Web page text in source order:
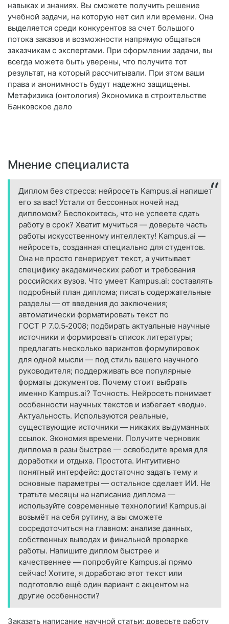
навыках и знаниях. Вы сможете получить решение
учебной задачи, на которую нет сил или времени. Она
выделяется среди конкурентов за счет большого
потока заказов и возможности напрямую общаться
заказчикам с экспертами. При оформлении задачи, вы
всегда можете быть уверены, что получите тот
результат, на который рассчитывали. При этом ваши
права и анонимность будут надежно защищены.
Метафизика (онтология) Экономика в строительстве
Банковское дело
Мнение специалиста
Диплом без стресса: нейросеть Kampus.ai напишет
его за вас! Устали от бессонных ночей над
дипломом? Беспокоитесь, что не успеете сдать
работу в срок? Хватит мучиться — доверьте часть
работы искусственному интеллекту! Kampus.ai —
нейросеть, созданная специально для студентов.
Она не просто генерирует текст, а учитывает
специфику академических работ и требования
российских вузов. Что умеет Kampus.ai: составлять
подробный план диплома; писать содержательные
разделы — от введения до заключения;
автоматически форматировать текст по
ГОСТ Р 7.0.5‑2008; подбирать актуальные научные
источники и формировать список литературы;
предлагать несколько вариантов формулировок
для одной мысли — под стиль вашего научного
руководителя; поддерживать все популярные
форматы документов. Почему стоит выбрать
именно Kampus.ai? Точность. Нейросеть понимает
особенности научных текстов и избегает «воды».
Актуальность. Используются реальные,
существующие источники — никаких выдуманных
ссылок. Экономия времени. Получите черновик
диплома в разы быстрее — освободите время для
доработки и отдыха. Простота. Интуитивно
понятный интерфейс: достаточно задать тему и
основные параметры — остальное сделает ИИ. Не
тратьте месяцы на написание диплома —
используйте современные технологии! Kampus.ai
возьмёт на себя рутину, а вы сможете
сосредоточиться на главном: анализе данных,
собственных выводах и финальной проверке
работы. Напишите диплом быстрее и
качественнее — попробуйте Kampus.ai прямо
сейчас! Хотите, я доработаю этот текст или
подготовлю ещё один вариант с акцентом на
другие особенности?
Заказать написание научной статьи: доверьте работу